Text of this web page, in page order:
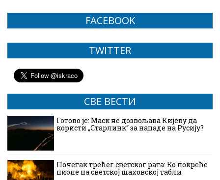
FACEBOOK
TWITTER
СВЕ ВЕСТИ
Готово је: Маск не дозвољава Кијеву да
користи „Старлинк“ за нападе на Русију?
Почетак трећег светског рата: Ко покреће
пионе на светској шаховској табли